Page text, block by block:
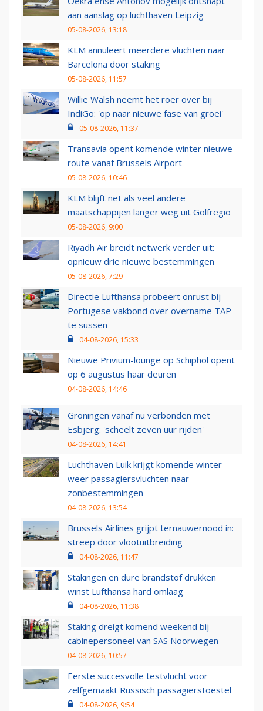
aan aanslag op luchthaven Leipzig
05-08-2026, 13:18
KLM annuleert meerdere vluchten naar
Barcelona door staking
05-08-2026, 11:57
Willie Walsh neemt het roer over bij
IndiGo: 'op naar nieuwe fase van groei'
05-08-2026, 11:37
Transavia opent komende winter nieuwe
route vanaf Brussels Airport
05-08-2026, 10:46
KLM blijft net als veel andere
maatschappijen langer weg uit Golfregio
05-08-2026, 9:00
Riyadh Air breidt netwerk verder uit:
opnieuw drie nieuwe bestemmingen
05-08-2026, 7:29
Directie Lufthansa probeert onrust bij
Portugese vakbond over overname TAP
te sussen
04-08-2026, 15:33
Nieuwe Privium-lounge op Schiphol opent
op 6 augustus haar deuren
04-08-2026, 14:46
Groningen vanaf nu verbonden met
Esbjerg: 'scheelt zeven uur rijden'
04-08-2026, 14:41
Luchthaven Luik krijgt komende winter
weer passagiersvluchten naar
zonbestemmingen
04-08-2026, 13:54
Brussels Airlines grijpt ternauwernood in:
streep door vlootuitbreiding
04-08-2026, 11:47
Stakingen en dure brandstof drukken
winst Lufthansa hard omlaag
04-08-2026, 11:38
Staking dreigt komend weekend bij
cabinepersoneel van SAS Noorwegen
04-08-2026, 10:57
Eerste succesvolle testvlucht voor
zelfgemaakt Russisch passagierstoestel
04-08-2026, 9:54